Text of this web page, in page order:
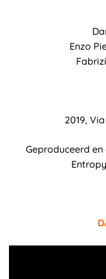
Enzo
2019,
Geproduceerd